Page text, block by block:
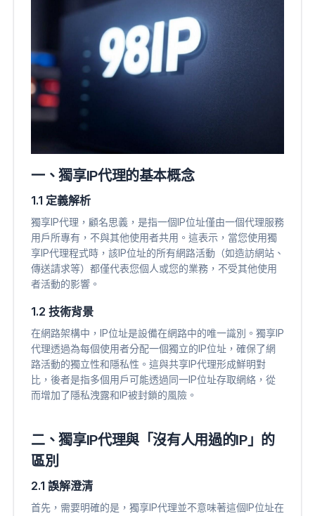
一、獨享IP代理的基本概念
1.1 定義解析
獨享IP代理，顧名思義，是指一個IP位址僅由一個代理服務
用戶所專有，不與其他使用者共用。這表示，當您使用獨
享IP代理程式時，該IP位址的所有網路活動（如造訪網站、
傳送請求等）都僅代表您個人或您的業務，不受其他使用
者活動的影響。
1.2 技術背景
在網路架構中，IP位址是設備在網路中的唯一識別。獨享IP
代理透過為每個使用者分配一個獨立的IP位址，確保了網
路活動的獨立性和隱私性。這與共享IP代理形成鮮明對
比，後者是指多個用戶可能透過同一IP位址存取網絡，從
而增加了隱私洩露和IP被封鎖的風險。
二、獨享IP代理與「沒有人用過的IP」的
區別
2.1 誤解澄清
首先，需要明確的是，獨享IP代理並不意味著這個IP位址在